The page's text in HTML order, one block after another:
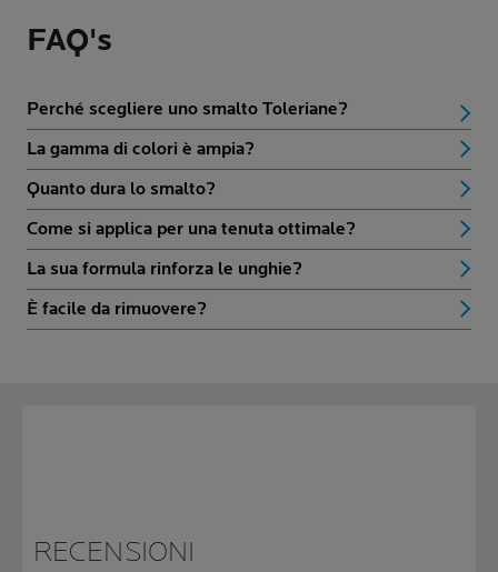
FAQ's
Perché scegliere uno smalto Toleriane?
La gamma di colori è ampia?
Quanto dura lo smalto?
Come si applica per una tenuta ottimale?
La sua formula rinforza le unghie?
È facile da rimuovere?
RECENSIONI